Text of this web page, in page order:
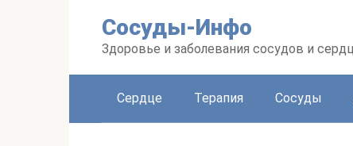
Сосуды-Инфо
Здоровье и заболевания сосудов и
Сердце Терапия Сосуды